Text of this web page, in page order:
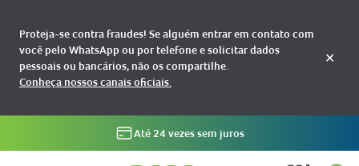
Proteja-se contra fraudes! Se alguém entrar em contato com
você pelo WhatsApp ou por telefone e solicitar dados
pessoais ou bancários, não os compartilhe.
Conheça nossos canais oficiais.
✕
Até 24 vezes sem juros